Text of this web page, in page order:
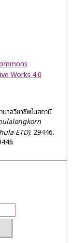
Works 4.0
าลวิชาชีพในสถานี
ETD). 29446.